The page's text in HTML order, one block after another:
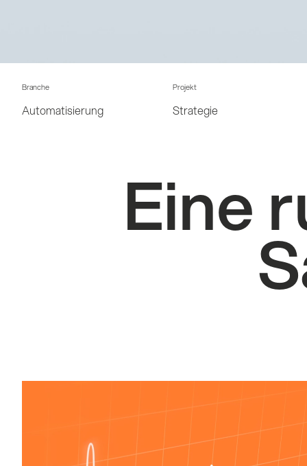
Branche
Automatisierung
Projekt
Strategie
Eine